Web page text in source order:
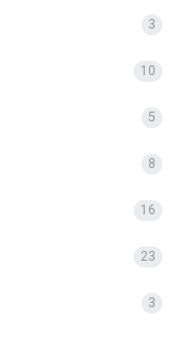
3
10
5
8
16
23
3